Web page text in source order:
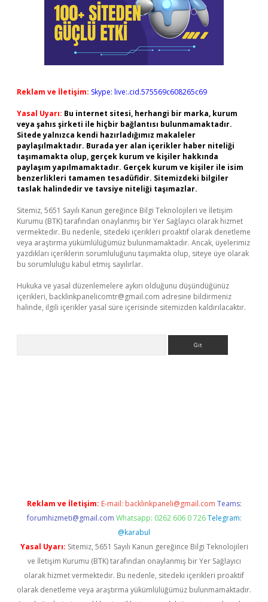
Reklam ve İletişim: Skype: live:.cid.575569c608265c69
Yasal Uyarı: Bu internet sitesi, herhangi bir marka, kurum
veya şahıs şirketi ile hiçbir bağlantısı bulunmamaktadır.
Sitede yalnızca kendi hazırladığımız makaleler
paylaşılmaktadır. Burada yer alan içerikler haber niteliği
taşımamakta olup, gerçek kurum ve kişiler hakkında
paylaşım yapılmamaktadır. Gerçek kurum ve kişiler ile isim
benzerlikleri tamamen tesadüfidir. Sitemizdeki bilgiler
taslak halindedir ve tavsiye niteliği taşımazlar.
Sitemiz, 5651 Sayılı Kanun gereğince Bilgi Teknolojileri ve İletişim
Kurumu (BTK) tarafından onaylanmış bir Yer Sağlayıcı olarak hizmet
vermektedir. Bu nedenle, sitedeki içerikleri proaktif olarak denetleme
veya araştırma yükümlülüğümüz bulunmamaktadır. Ancak, üyelerimiz
yazdıkları içeriklerin sorumluluğunu taşımakta olup, siteye üye olarak
bu sorumluluğu kabul etmiş sayılırlar.
Hukuka ve yasal düzenlemelere aykırı olduğunu düşündüğünüz
içerikleri, backlinkpanelicomtr@gmail.com adresine bildirmeniz
halinde, ilgili içerikler yasal süre içerisinde sitemizden kaldırılacaktır.
Reklam ve İletişim: E-mail: backlinkpaneli@gmail.com Teams:
forumhizmeti@gmail.com Whatsapp: 0262 606 0 726 Telegram:
@karabul
Yasal Uyarı: Sitemiz, 5651 Sayılı Kanun gereğince Bilgi Teknolojileri
ve İletişim Kurumu (BTK) tarafından onaylanmış bir Yer Sağlayıcı
olarak hizmet vermektedir. Bu nedenle, sitedeki içerikleri proaktif
olarak denetleme veya araştırma yükümlülüğümüz bulunmamaktadır.